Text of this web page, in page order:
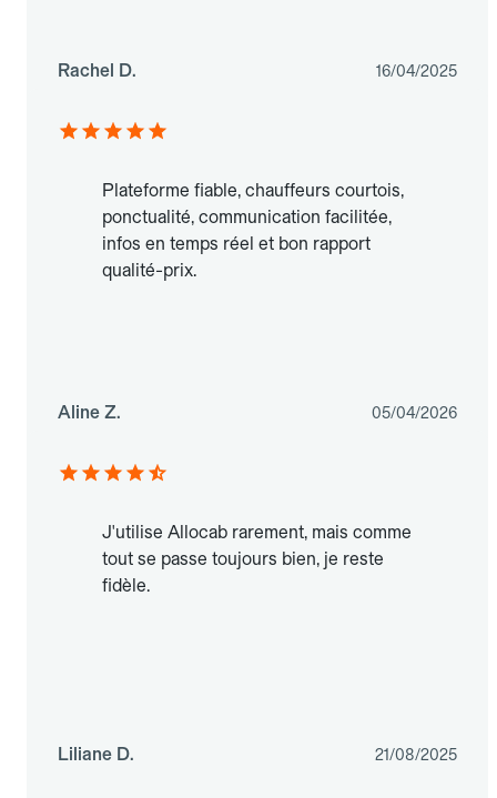
Rachel D. 16/04/2025
Plateforme fiable, chauffeurs courtois,
ponctualité, communication facilitée,
infos en temps réel et bon rapport
qualité-prix.
Aline Z. 05/04/2026
J'utilise Allocab rarement, mais comme
tout se passe toujours bien, je reste
fidèle.
Liliane D. 21/08/2025